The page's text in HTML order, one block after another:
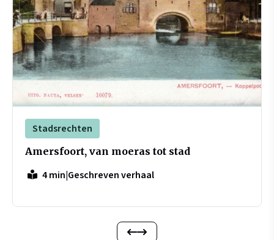
Stadsrechten
Amersfoort, van moeras tot stad
4 min|Geschreven verhaal